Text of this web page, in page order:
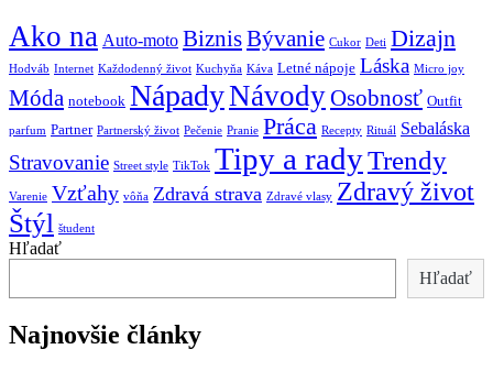
Ako na Auto-moto BiznisBývanie Cukor Deti Dizajn
Hodváb Internet Každodenný život Kuchyňa Káva Letné nápoje Láska Micro joy
Móda notebook NápadyNávodyOsobnosť Outfit
parfum Partner Partnerský život Pečenie Pranie Práca Recepty Rituál Sebaláska
Stravovanie Street style TikTok Tipy a radyTrendy
Varenie Vzťahy vôňa Zdravá strava Zdravé vlasy Zdravý život
Štýl študent
Hľadať
Hľadať
Najnovšie články